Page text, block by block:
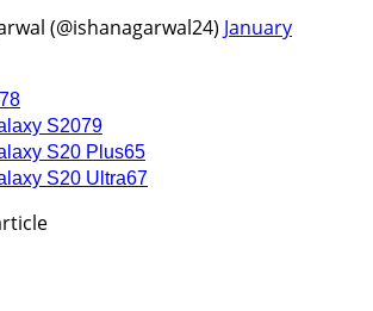
(@ishanagarwal24) January
S2079
S20 Plus65
S20 Ultra67